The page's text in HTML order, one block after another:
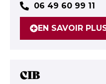
06 49 60 99 11
EN SAVOIR
CIB